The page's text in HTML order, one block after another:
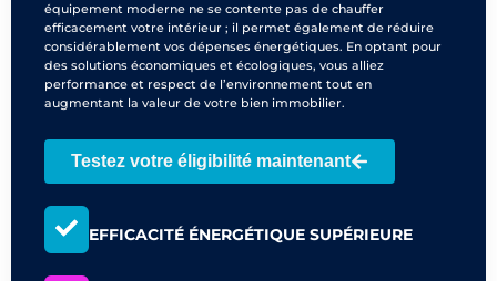
équipement moderne ne se contente pas de chauffer
efficacement votre intérieur ; il permet également de réduire
considérablement vos dépenses énergétiques. En optant pour
des solutions économiques et écologiques, vous alliez
performance et respect de l’environnement tout en
augmentant la valeur de votre bien immobilier.
Testez votre éligibilité maintenant
EFFICACITÉ ÉNERGÉTIQUE SUPÉRIEURE